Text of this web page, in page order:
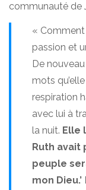
communauté de
« Comment
passion et
De
mots
respiration
avec lui à
la nuit. Elle
Ruth avait
peuple
mon Dieu.’